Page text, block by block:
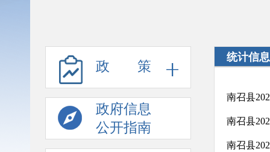
政 策
政府信息
公开指南
统计信息
南召县
南召县
南召县